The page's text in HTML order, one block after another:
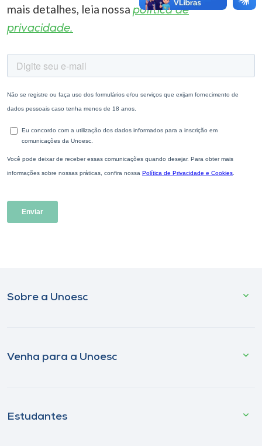
mais detalhes, leia nossa política de
privacidade.
Sobre a Unoesc
Venha para a Unoesc
Estudantes